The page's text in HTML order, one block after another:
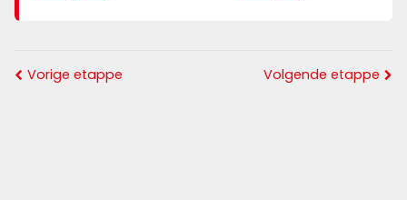
Vorige etappe Volgende etappe